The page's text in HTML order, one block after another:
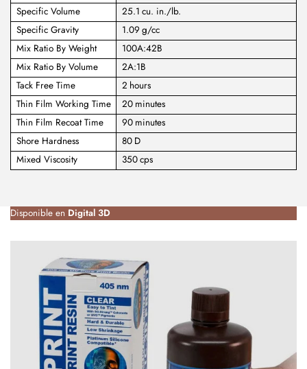
Specific Volume
25.1 cu. in./lb.
Specific Gravity
1.09 g/cc
Mix Ratio By Weight
100A:42B
Mix Ratio By Volume
2A:1B
Tack Free Time
2 hours
Thin Film Working Time
20 minutes
Thin Film Recoat Time
90 minutes
Shore Hardness
80 D
Mixed Viscosity
350 cps
Disponible en Digital 3D